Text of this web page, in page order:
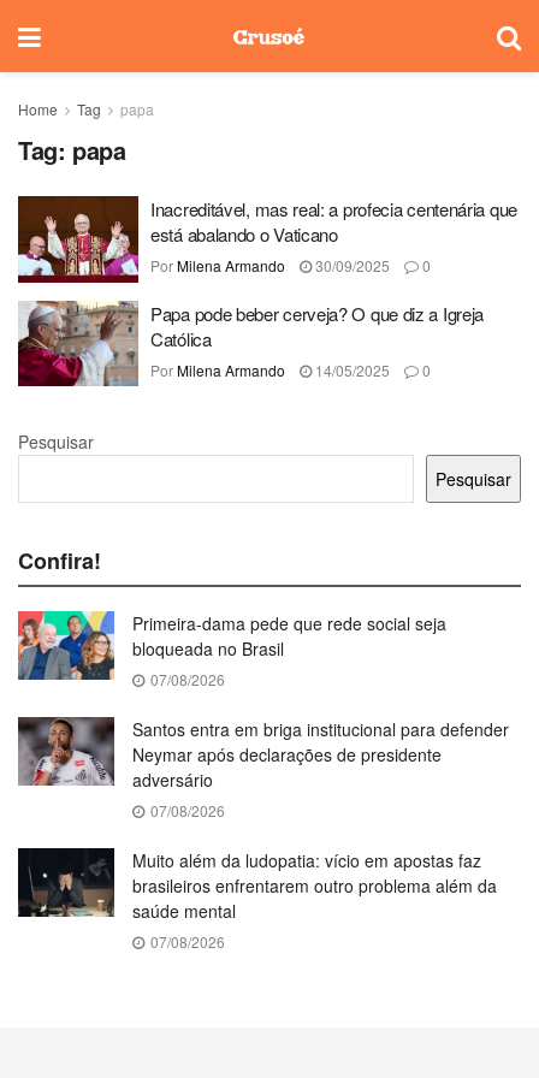
Home Tag papa
Tag: papa
Inacreditável, mas real: a profecia centenária que
está abalando o Vaticano
PorMilena Armando 30/09/2025 0
Papa pode beber cerveja? O que diz a Igreja
Católica
PorMilena Armando 14/05/2025 0
Pesquisar
Pesquisar
Confira!
Primeira-dama pede que rede social seja
bloqueada no Brasil
07/08/2026
Santos entra em briga institucional para defender
Neymar após declarações de presidente
adversário
07/08/2026
Muito além da ludopatia: vício em apostas faz
brasileiros enfrentarem outro problema além da
saúde mental
07/08/2026